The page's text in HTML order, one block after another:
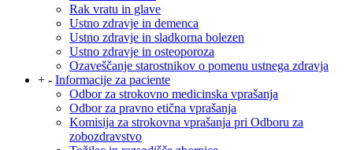
Rak vratu in glave
Ustno zdravje in demenca
Ustno zdravje in sladkorna bolezen
Ustno zdravje in osteoporoza
Ozaveščanje starostnikov o pomenu ustnega zdravja
+ - Informacije za paciente
Odbor za strokovno medicinska vprašanja
Odbor za pravno etična vprašanja
Komisija za strokovna vprašanja pri Odboru za
zobozdravstvo